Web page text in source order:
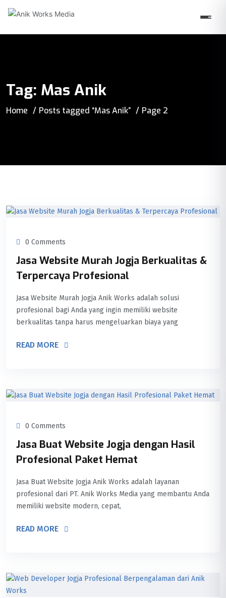
Tag: Mas Anik
Home Posts tagged “Mas Anik” Page 2
0 Comments
Jasa Website Murah Jogja Berkualitas &
Terpercaya Profesional
Jasa Website Murah Jogja Anik Works adalah solusi
profesional bagi Anda yang ingin memiliki website
berkualitas tanpa harus mengeluarkan biaya yang
READ MORE
0 Comments
Jasa Buat Website Jogja dengan Hasil
Profesional Paket Hemat
Jasa Buat Website Jogja Anik Works adalah layanan
profesional dari PT. Anik Works Media yang membantu Anda
memiliki website modern, cepat,
READ MORE